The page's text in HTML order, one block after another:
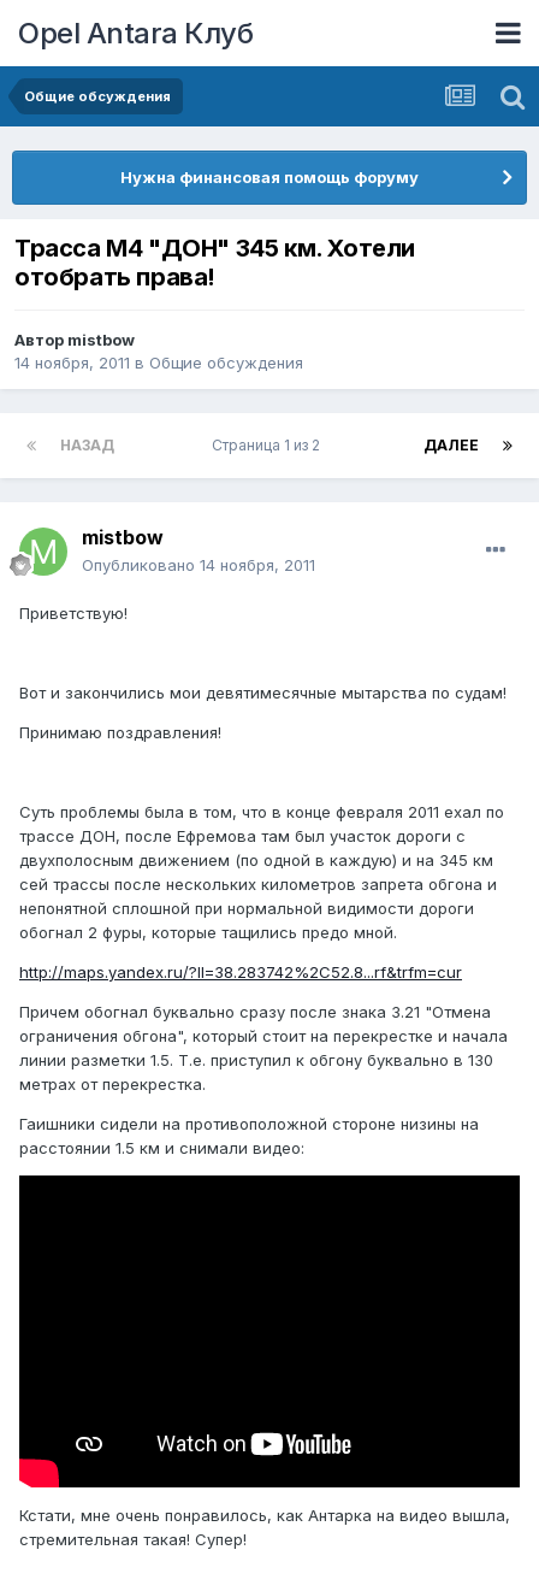
Opel Antara Клуб
Общие обсуждения
Нужна финансовая помощь форуму
Трасса М4 "ДОН" 345 км. Хотели
отобрать права!
Автор mistbow
14 ноября, 2011 в Общие обсуждения
НАЗАД ДАЛЕЕ
Страница 1 из 2
mistbow
Опубликовано 14 ноября, 2011
Приветствую!
Вот и закончились мои девятимесячные мытарства по судам!
Принимаю поздравления!
Суть проблемы была в том, что в конце февраля 2011 ехал по
трассе ДОН, после Ефремова там был участок дороги с
двухполосным движением (по одной в каждую) и на 345 км
сей трассы после нескольких километров запрета обгона и
непонятной сплошной при нормальной видимости дороги
обогнал 2 фуры, которые тащились предо мной.
http://maps.yandex.ru/?ll=38.283742%2C52.8...rf&trfm=cur
Причем обогнал буквально сразу после знака 3.21 "Отмена
ограничения обгона", который стоит на перекрестке и начала
линии разметки 1.5. Т.е. приступил к обгону буквально в 130
метрах от перекрестка.
Гаишники сидели на противоположной стороне низины на
расстоянии 1.5 км и снимали видео:
Кстати, мне очень понравилось, как Антарка на видео вышла,
стремительная такая! Супер!